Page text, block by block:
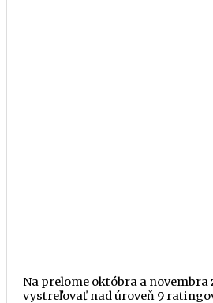
Na prelome októbra a novembra
vystreľovať nad úroveň 9